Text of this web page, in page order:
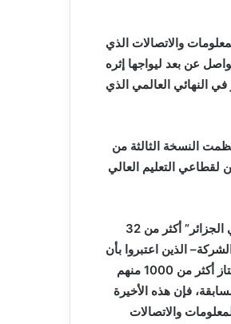
والاتصالات الذي
عن بعد ليواجها إثره
في النهائي العالمي الذي
النسخة الثالثة من
طالبا يمثلون 20 جامعة ومعهدا تابعين لقطاعي التعليم العالي
وكانت هذه المسابقة قد انطلقت في سبتمبر من العام الماضي، زار خلالها فريق من “هواوي الجزائر” أكثر من 32
الذين اعتبروا بأن
المنافسة “ولدت حماسا قويا لدى الطلاب الذي بلغ عدد المسجلين منهم أكثر من 3000، اجتاز أكثر من 1000 منهم
على المسابقة، فإن هذه الأخيرة
والاتصالات